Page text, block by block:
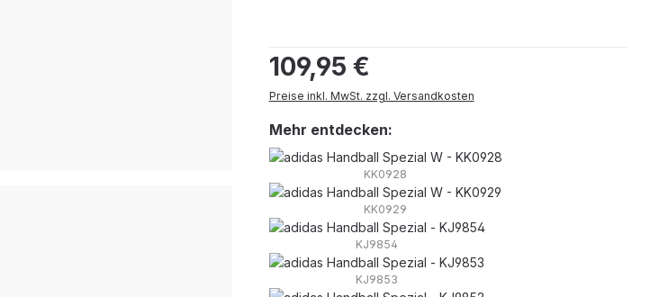
Regulärer Preis:
109,95 €
Preise inkl. MwSt. zzgl. Versandkosten
Mehr entdecken:
KK0928
KK0929
KJ9854
KJ9853